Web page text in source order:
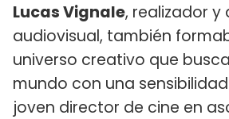
Lucas Vignale, realizador y
audiovisual, también
universo creativo que
mundo con una
joven director de cine en